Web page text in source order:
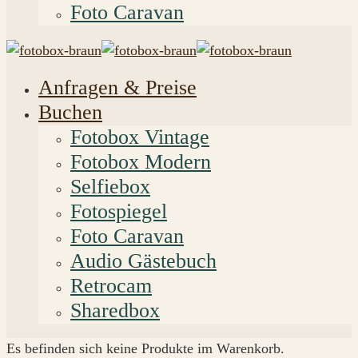
Foto Caravan
Anfragen & Preise
Buchen
Fotobox Vintage
Fotobox Modern
Selfiebox
Fotospiegel
Foto Caravan
Audio Gästebuch
Retrocam
Sharedbox
Es befinden sich keine Produkte im Warenkorb.